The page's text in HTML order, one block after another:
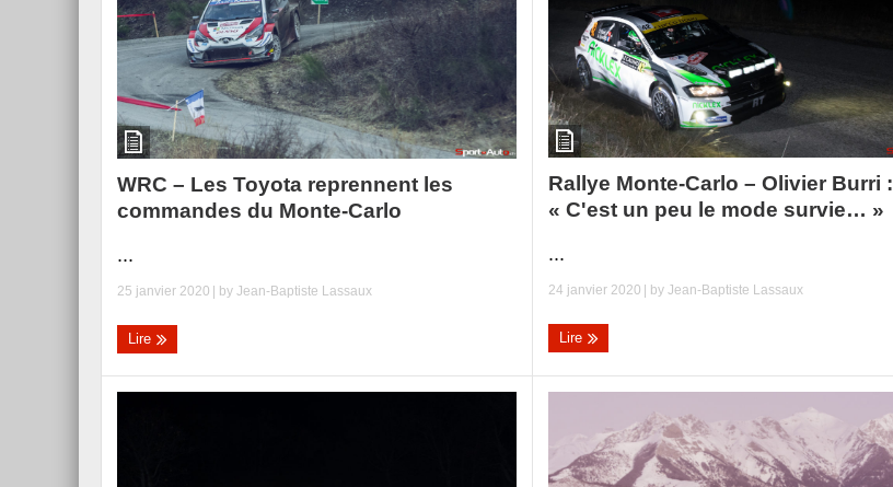
WRC – Les Toyota reprennent les
commandes du Monte-Carlo
...
25 janvier 2020 | by Jean-Baptiste Lassaux
Lire
Rallye Monte-Carlo – Olivier Burri :
« C'est un peu le mode survie… »
...
24 janvier 2020 | byJean-Baptiste Lassaux
Lire